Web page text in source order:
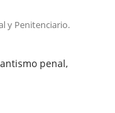
y Penitenciario.
penal,